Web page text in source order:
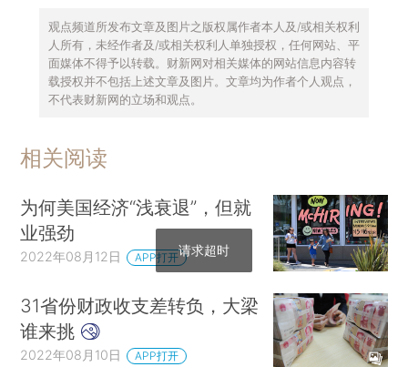
观点频道所发布文章及图片之版权属作者本人及/或相关权利
人所有，未经作者及/或相关权利人单独授权，任何网站、平
面媒体不得予以转载。财新网对相关媒体的网站信息内容转
载授权并不包括上述文章及图片。文章均为作者个人观点，
不代表财新网的立场和观点。
相关阅读
为何美国经济“浅衰退”，但就
业强劲
2022年08月12日 APP打开
31省份财政收支差转负，大梁
谁来挑
2022年08月10日 APP打开
请求超时